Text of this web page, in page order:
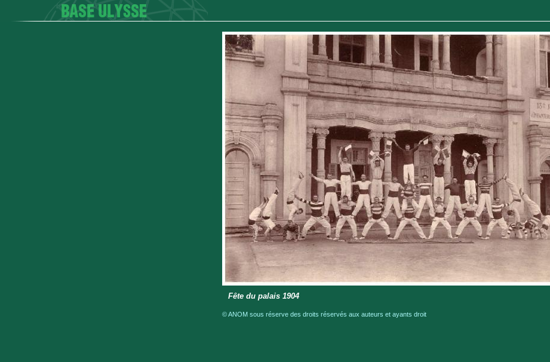
Fête du palais 1904
© ANOM sous réserve des droits réservés aux auteurs et ayants droit